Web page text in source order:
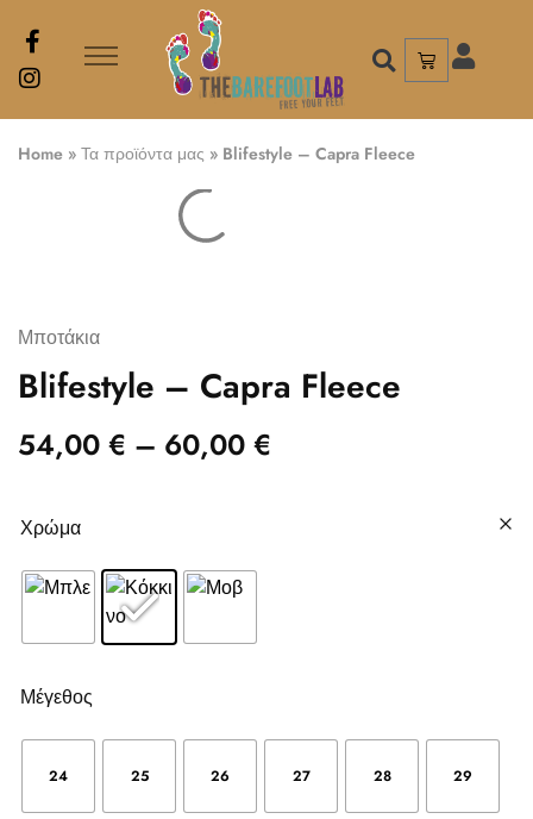
Home » Τα προϊόντα μας » Blifestyle – Capra Fleece
Μποτάκια
Blifestyle – Capra Fleece
54,00 € – 60,00 €
Χρώμα
Μέγεθος
24 25 26 27 28 29